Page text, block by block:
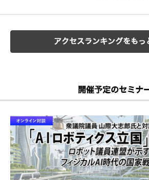
アクセスランキングをもっ
開催予定のセミナ